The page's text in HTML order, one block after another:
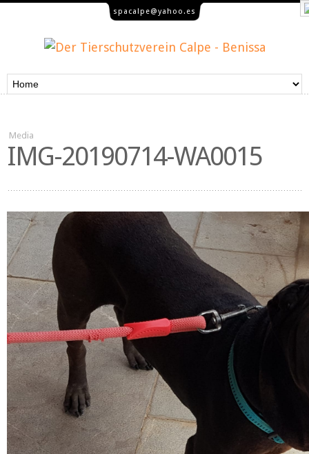
spacalpe@yahoo.es
Media
IMG-20190714-WA0015